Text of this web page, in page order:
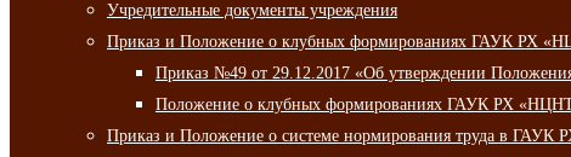
Учредительные документы учреждения
Приказ и Положение о клубных формированиях ГАУК РХ
Приказ №49 от 29.12.2017 «Об утверждении
Положение о клубных формированиях ГАУК РХ
Приказ и Положение о системе нормирования труда в